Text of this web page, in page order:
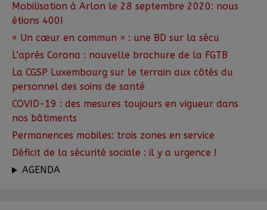
Mobilisation à Arlon le 28 septembre 2020: nous
étions 400!
« Un cœur en commun » : une BD sur la sécu
L’après Corona : nouvelle brochure de la FGTB
La CGSP Luxembourg sur le terrain aux côtés du
personnel des soins de santé
COVID-19 : des mesures toujours en vigueur dans
nos bâtiments
Permanences mobiles: trois zones en service
Déficit de la sécurité sociale : il y a urgence !
AGENDA